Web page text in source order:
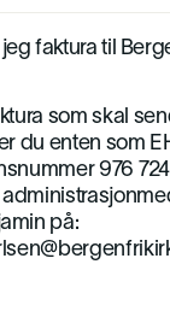
faktura til
som skal
du enten som
976
på: